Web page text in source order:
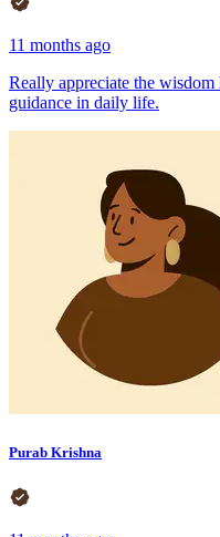
11 months ago
Really appreciate the
guidance in daily life.
Purab Krishna